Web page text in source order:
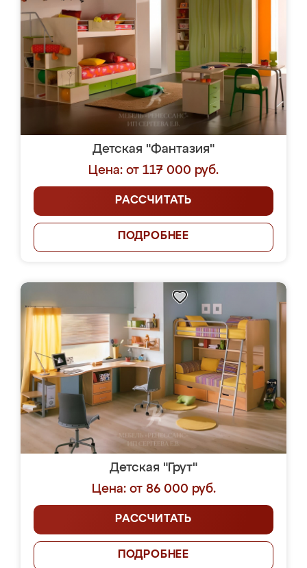
Детская "Фантазия"
Цена: от 117 000 руб.
РАССЧИТАТЬ
ПОДРОБНЕЕ
Детская "Грут"
Цена: от 86 000 руб.
РАССЧИТАТЬ
ПОДРОБНЕЕ